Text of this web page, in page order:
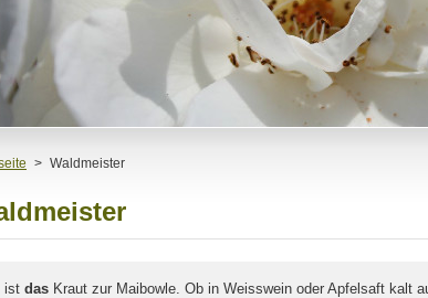
> Waldmeister
ist das Kraut zur Maibowle. Ob in Weisswein oder Apfelsaft kalt